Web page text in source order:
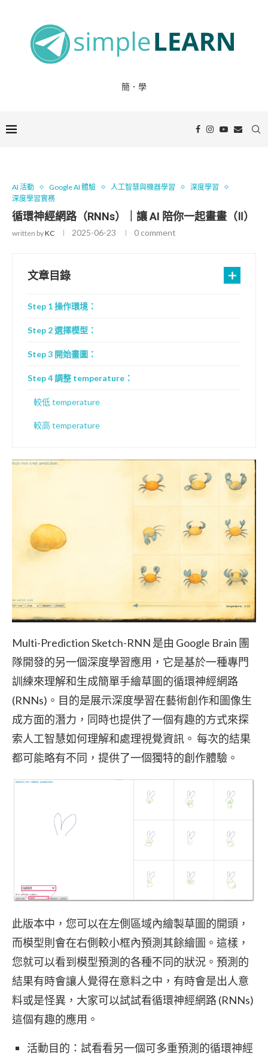
簡．學
AI 活動 Google AI 體驗 人工智慧與機器學習
深度學習
深度學習實務
循環神經網路（RNNs）｜讓 AI 陪你一起畫畫（Ⅱ）
written byKC 2025-06-23 0 comment
文章目錄
Step 1 操作環境：
Step 2 選擇模型：
Step 3 開始畫圖：
Step 4 調整 temperature：
較低 temperature
較高 temperature
Multi-Prediction Sketch-RNN 是由 Google Brain 團
隊開發的另一個深度學習應用，它是基於一種專門
訓練來理解和生成簡單手繪草圖的循環神經網路
(RNNs)。目的是展示深度學習在藝術創作和圖像生
成方面的潛力，同時也提供了一個有趣的方式來探
索人工智慧如何理解和處理視覺資訊。 每次的結果
都可能略有不同，提供了一個獨特的創作體驗。
此版本中，您可以在左側區域內繪製草圖的開頭，
而模型則會在右側較小框內預測其餘繪圖。這樣，
您就可以看到模型預測的各種不同的狀況。預測的
結果有時會讓人覺得在意料之中，有時會是出人意
料或是怪異，大家可以試試看循環神經網路 (RNNs)
這個有趣的應用。
活動目的：試看看另一個可多重預測的循環神經